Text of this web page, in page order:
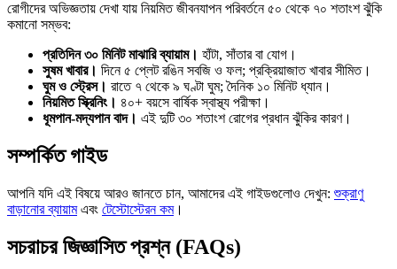
রোগীদের অভিজ্ঞতায় দেখা যায় নিয়মিত জীবনযাপন পরিবর্তনে ৫০ থেকে ৭০ শতাংশ ঝুঁকি
কমানো সম্ভব:
প্রতিদিন ৩০ মিনিট মাঝারি ব্যায়াম। হাঁটা, সাঁতার বা যোগ।
সুষম খাবার। দিনে ৫ প্লেট রঙিন সবজি ও ফল; প্রক্রিয়াজাত খাবার সীমিত।
ঘুম ও স্ট্রেস। রাতে ৭ থেকে ৯ ঘণ্টা ঘুম; দৈনিক ১০ মিনিট ধ্যান।
নিয়মিত স্ক্রিনিং। ৪০+ বয়সে বার্ষিক স্বাস্থ্য পরীক্ষা।
ধূমপান-মদ্যপান বাদ। এই দুটি ৩০ শতাংশ রোগের প্রধান ঝুঁকির কারণ।
সম্পর্কিত গাইড
আপনি যদি এই বিষয়ে আরও জানতে চান, আমাদের এই গাইডগুলোও দেখুন:শুক্রাণু
বাড়ানোর ব্যায়ামএবং টেস্টোস্টেরন কম।
সচরাচর জিজ্ঞাসিত প্রশ্ন (FAQs)